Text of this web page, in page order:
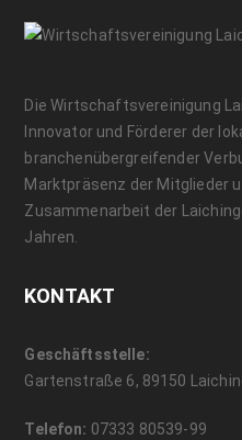
Die Wirtschaftsvereinigung
Innovator und Förderer der
branchenübergreifender
Marktpräsenz der Mitglieder
Zusammenarbeit der
Jahren.
KONTAKT
Geschäftsstelle:
Gartenstraße 6, 89150
Telefon: 07333 80539-99